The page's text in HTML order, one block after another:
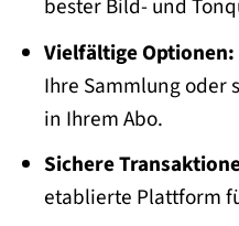
bester Bild- und
Vielfältige Optionen:
Ihre Sammlung oder
in Ihrem Abo.
Sichere
etablierte Plattform